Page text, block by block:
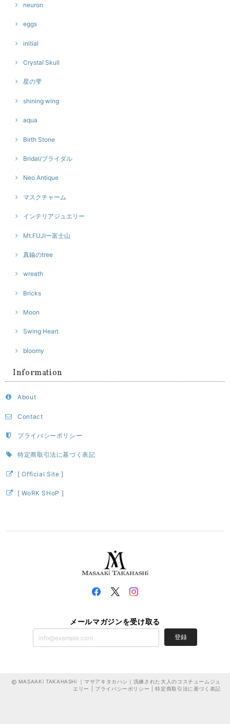
neuron
eggs
initial
Crystal Skull
星の雫
shining wing
aqua
Birth Stone
Bridal/ブライダル
Neo Antique
マスクチャーム
インテリアジュエリー
Mt.FUJIー富士山
真鍮のtree
wreath
Bricks
Moon
Swing Heart
bloomy
Information
About
Contact
プライバシーポリシー
特定商取引法に基づく表記
[ Official Site ]
[ WoRK SHoP ]
メールマガジンを受け取る
登録
MASAAKi TAKAHASHi ｜マサアキタカハシ｜洗練された大人のコスチュームジュ
エリー | プライバシーポリシー |特定商取引法に基づく表記